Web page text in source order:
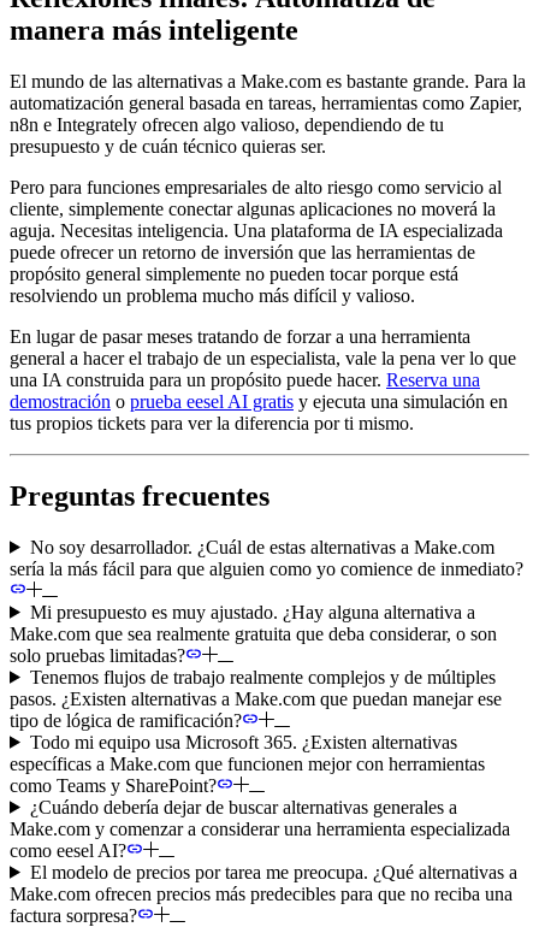
manera más inteligente
El mundo de las alternativas a Make.com es bastante grande. Para la
automatización general basada en tareas, herramientas como Zapier,
n8n e Integrately ofrecen algo valioso, dependiendo de tu
presupuesto y de cuán técnico quieras ser.
Pero para funciones empresariales de alto riesgo como servicio al
cliente, simplemente conectar algunas aplicaciones no moverá la
aguja. Necesitas inteligencia. Una plataforma de IA especializada
puede ofrecer un retorno de inversión que las herramientas de
propósito general simplemente no pueden tocar porque está
resolviendo un problema mucho más difícil y valioso.
En lugar de pasar meses tratando de forzar a una herramienta
general a hacer el trabajo de un especialista, vale la pena ver lo que
una IA construida para un propósito puede hacer. Reserva una
demostración o prueba eesel AI gratis y ejecuta una simulación en
tus propios tickets para ver la diferencia por ti mismo.
Preguntas frecuentes
No soy desarrollador. ¿Cuál de estas alternativas a Make.com
sería la más fácil para que alguien como yo comience de inmediato?
Mi presupuesto es muy ajustado. ¿Hay alguna alternativa a
Make.com que sea realmente gratuita que deba considerar, o son
solo pruebas limitadas?
Tenemos flujos de trabajo realmente complejos y de múltiples
pasos. ¿Existen alternativas a Make.com que puedan manejar ese
tipo de lógica de ramificación?
Todo mi equipo usa Microsoft 365. ¿Existen alternativas
específicas a Make.com que funcionen mejor con herramientas
como Teams y SharePoint?
¿Cuándo debería dejar de buscar alternativas generales a
Make.com y comenzar a considerar una herramienta especializada
como eesel AI?
El modelo de precios por tarea me preocupa. ¿Qué alternativas a
Make.com ofrecen precios más predecibles para que no reciba una
factura sorpresa?